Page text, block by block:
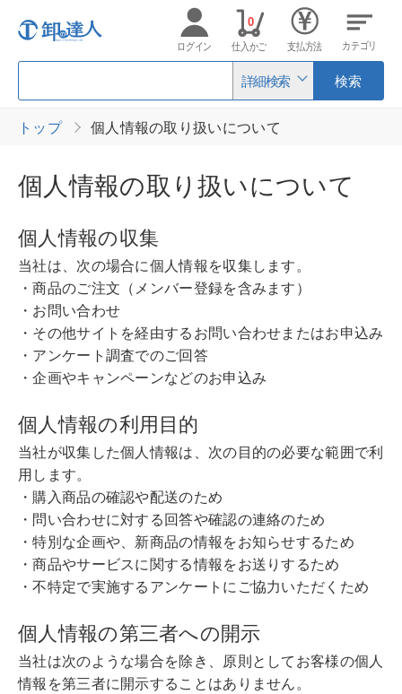
詳細検索 検索
ログイン 仕入かご
0
支払方法 カテゴリ
トップ 個人情報の取り扱いについて
個人情報の取り扱いについて
個人情報の収集
当社は、次の場合に個人情報を収集します。
・商品のご注文（メンバー登録を含みます）
・お問い合わせ
・その他サイトを経由するお問い合わせまたはお申込み
・アンケート調査でのご回答
・企画やキャンペーンなどのお申込み
個人情報の利用目的
当社が収集した個人情報は、次の目的の必要な範囲で利
用します。
・購入商品の確認や配送のため
・問い合わせに対する回答や確認の連絡のため
・特別な企画や、新商品の情報をお知らせするため
・商品やサービスに関する情報をお送りするため
・不特定で実施するアンケートにご協力いただくため
個人情報の第三者への開示
当社は次のような場合を除き、原則としてお客様の個人
情報を第三者に開示することはありません。